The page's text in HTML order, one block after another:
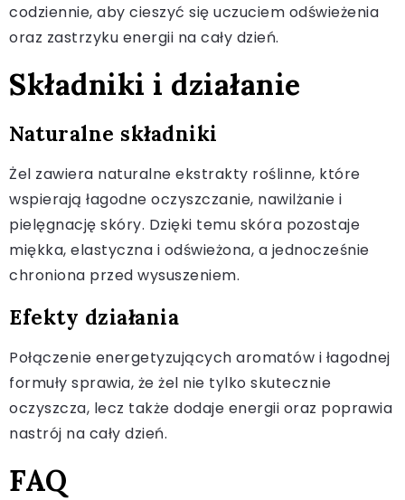
codziennie, aby cieszyć się uczuciem odświeżenia
oraz zastrzyku energii na cały dzień.
Składniki i działanie
Naturalne składniki
Żel zawiera naturalne ekstrakty roślinne, które
wspierają łagodne oczyszczanie, nawilżanie i
pielęgnację skóry. Dzięki temu skóra pozostaje
miękka, elastyczna i odświeżona, a jednocześnie
chroniona przed wysuszeniem.
Efekty działania
Połączenie energetyzujących aromatów i łagodnej
formuły sprawia, że żel nie tylko skutecznie
oczyszcza, lecz także dodaje energii oraz poprawia
nastrój na cały dzień.
FAQ